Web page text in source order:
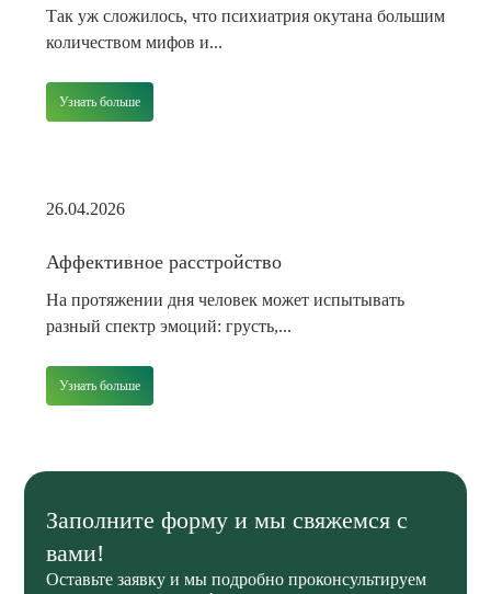
Так уж сложилось, что психиатрия окутана большим
количеством мифов и...
Узнать больше
26.04.2026
Аффективное расстройство
На протяжении дня человек может испытывать
разный спектр эмоций: грусть,...
Узнать больше
Заполните форму и мы свяжемся с
вами!
Оставьте заявку и мы подробно проконсультируем